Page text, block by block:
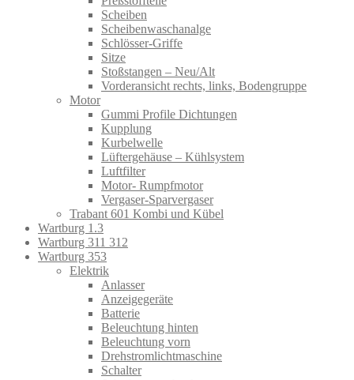
Scheiben
Scheibenwaschanalge
Schlösser-Griffe
Sitze
Stoßstangen – Neu/Alt
Vorderansicht rechts, links, Bodengruppe
Motor
Gummi Profile Dichtungen
Kupplung
Kurbelwelle
Lüftergehäuse – Kühlsystem
Luftfilter
Motor- Rumpfmotor
Vergaser-Sparvergaser
Trabant 601 Kombi und Kübel
Wartburg 1.3
Wartburg 311 312
Wartburg 353
Elektrik
Anlasser
Anzeigegeräte
Batterie
Beleuchtung hinten
Beleuchtung vorn
Drehstromlichtmaschine
Schalter